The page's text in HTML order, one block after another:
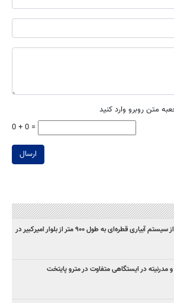
متن روبرو وارد کنید
0 + 0 =
ارسال
بهره‌برداری از سیستم آبیاری قطره‌ای به طول ۹۰۰ متر از بلوار امیرکبیر در
و مدرنیته در ایستگاهی متفاوت در مترو پایتخت